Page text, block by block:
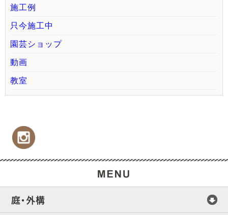
施工例
只今施工中
園芸ショップ
動画
教室
庭・外構